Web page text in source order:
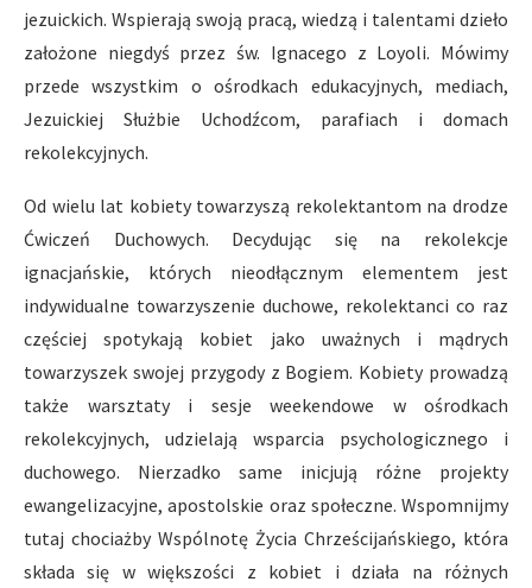
jezuickich. Wspierają swoją pracą, wiedzą i talentami dzieło
założone niegdyś przez św. Ignacego z Loyoli. Mówimy
przede wszystkim o ośrodkach edukacyjnych, mediach,
Jezuickiej Służbie Uchodźcom, parafiach i domach
rekolekcyjnych.
Od wielu lat kobiety towarzyszą rekolektantom na drodze
Ćwiczeń Duchowych. Decydując się na rekolekcje
ignacjańskie, których nieodłącznym elementem jest
indywidualne towarzyszenie duchowe, rekolektanci co raz
częściej spotykają kobiet jako uważnych i mądrych
towarzyszek swojej przygody z Bogiem. Kobiety prowadzą
także warsztaty i sesje weekendowe w ośrodkach
rekolekcyjnych, udzielają wsparcia psychologicznego i
duchowego. Nierzadko same inicjują różne projekty
ewangelizacyjne, apostolskie oraz społeczne. Wspomnijmy
tutaj chociażby Wspólnotę Życia Chrześcijańskiego, która
składa się w większości z kobiet i działa na różnych